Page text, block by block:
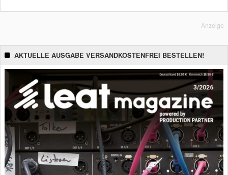
Anzeige
AKTUELLE AUSGABE VERSANDKOSTENFREI BESTELLEN!